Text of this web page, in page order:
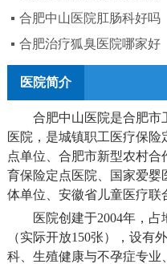
合肥中山医院肛肠科好吗
合肥治疗狐臭医院哪家好
医院简介
合肥中山医院是合肥市
医院，是城镇职工医疗保
点单位、合肥市新型农村
育保险定点医院、国家爱婴
体单位、安徽省儿童医疗联
医院创建于2004年，占
（实际开放150张），设有
科、生殖健康与不孕症专业